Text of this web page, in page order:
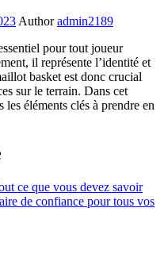
Author admin2189
pour tout joueur
il représente l’identité et
basket est donc crucial
sur le terrain. Dans cet
éléments clés à prendre en
ce que vous devez savoir
de confiance pour tous vos